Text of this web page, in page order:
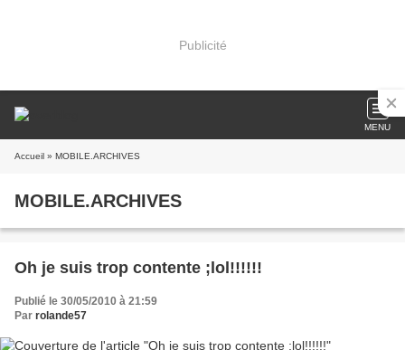
Publicité
MENU
Accueil » MOBILE.ARCHIVES
MOBILE.ARCHIVES
Oh je suis trop contente ;lol!!!!!!
Publié le 30/05/2010 à 21:59
Par rolande57